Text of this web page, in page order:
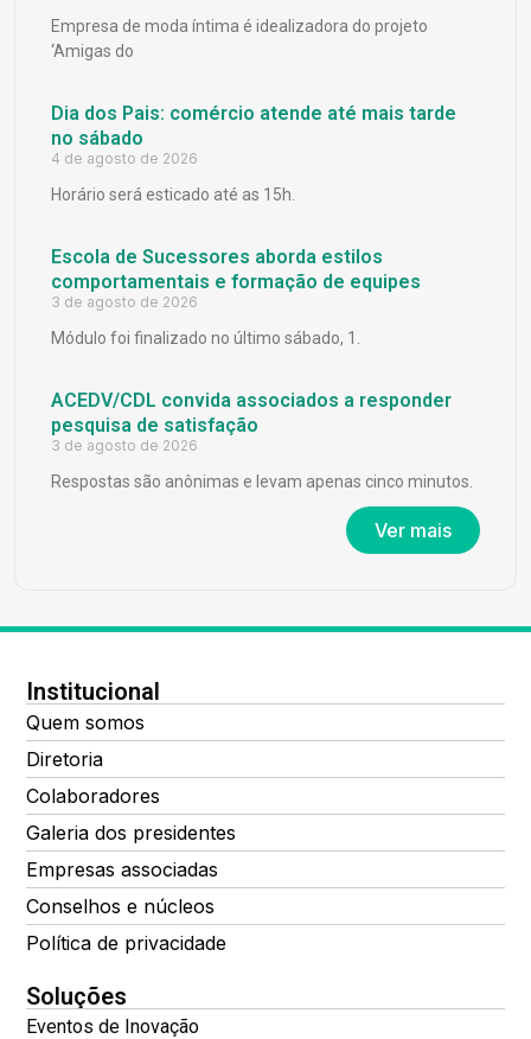
Empresa de moda íntima é idealizadora do projeto
‘Amigas do
Dia dos Pais: comércio atende até mais tarde
no sábado
4 de agosto de 2026
Horário será esticado até as 15h.
Escola de Sucessores aborda estilos
comportamentais e formação de equipes
3 de agosto de 2026
Módulo foi finalizado no último sábado, 1.
ACEDV/CDL convida associados a responder
pesquisa de satisfação
3 de agosto de 2026
Respostas são anônimas e levam apenas cinco minutos.
Ver mais
Institucional
Quem somos
Diretoria
Colaboradores
Galeria dos presidentes
Empresas associadas
Conselhos e núcleos
Política de privacidade
Soluções
Eventos de Inovação